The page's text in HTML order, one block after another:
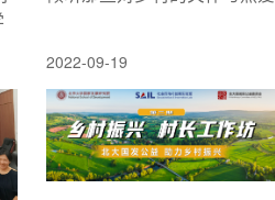
2022-09-19